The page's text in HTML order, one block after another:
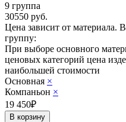
9 группа
30550 руб.
Цена зависит от материала.
группу:
При выборе основного
ценовых категорий цена
наибольшей стоимости
Основная ×
Компаньон ×
19 450₽